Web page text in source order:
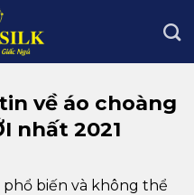
về áo choàng
nhất 2021
biến và không thể